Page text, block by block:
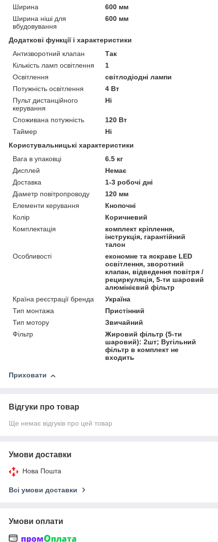
Ширина
600 мм
Ширина ніші для
вбудовування
600 мм
Додаткові функції і характеристики
Антизворотний клапан
Так
Кількість ламп освітлення
1
Освітлення
світлодіодні лампи
Потужність освітлення
4 Вт
Пульт дистанційного
керування
Ні
Споживана потужність
120 Вт
Таймер
Ні
Користувальницькі характеристики
Вага в упаковці
6.5 кг
Дисплей
Немає
Доставка
1-3 робочі дні
Діаметр повітропроводу
120 мм
Елементи керування
Кнопочні
Колір
Коричневий
Комплектація
комплект кріплення,
інструкція, гарантійний
талон
Особливості
економне та яскраве LED
освітлення, зворотний
клапан, відведення повітря /
рециркуляція, 5-ти шаровий
алюмінієвий фільтр
Країна реєстрації бренда
Україна
Тип монтажа
Пристінний
Тип мотору
Звичайний
Фільтр
Жировий фільтр (5-ти
шаровий): 2шт; Вугільний
фільтр в комплект не
входить
Приховати
Відгуки про товар
Ще немає відгуків про цей товар
Умови доставки
Нова Пошта
Всі умови доставки
Умови оплати